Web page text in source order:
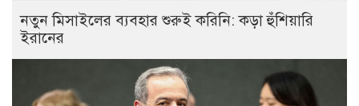
নতুন মিসাইলের ব্যবহার শুরুই করিনি: কড়া হুঁশিয়ারি
ইরানের